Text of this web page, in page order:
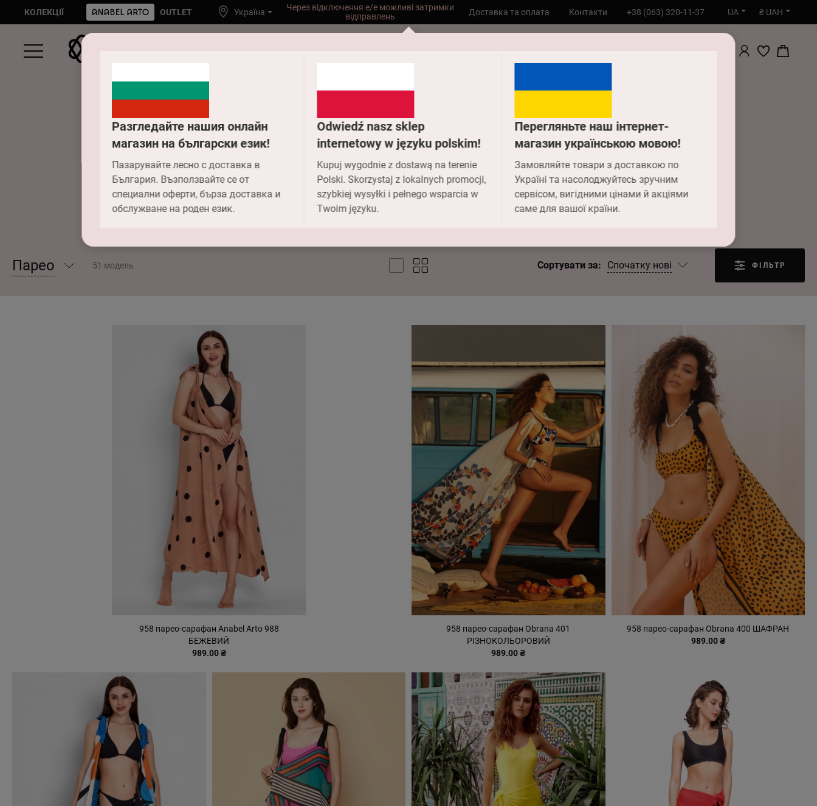
Разгледайте нашия онлайн
магазин на български език!
Пазарувайте лесно с доставка в
България. Възползвайте се от
специални оферти, бърза доставка и
обслужване на роден език.
Odwiedź nasz sklep
internetowy w języku polskim!
Kupuj wygodnie z dostawą na terenie
Polski. Skorzystaj z lokalnych promocji,
szybkiej wysyłki i pełnego wsparcia w
Twoim języku.
Перегляньте наш інтернет-
магазин українською мовою!
Замовляйте товари з доставкою по
Україні та насолоджуйтесь зручним
сервісом, вигідними цінами й акціями
саме для вашої країни.
КОЛЕКЦІЇ OUTLET Україна Оператори працюють пн-пт 9-18
Безкоштовна доставка до складу НП
Доставка та оплата Контакти +38 (063) 320-11-37 UA ₴ UAH
Головна Купальники
Парео пляжні
Парео 51 модель Сортувати за: Спочатку нові ФІЛЬТР
958 парео-сарафан Anabel Arto 988
БЕЖЕВИЙ
989.00 ₴
958 парео-сарафан Obrana 401
РІЗНОКОЛЬОРОВИЙ
989.00 ₴
958 парео-сарафан Obrana 400 ШАФРАН
989.00 ₴